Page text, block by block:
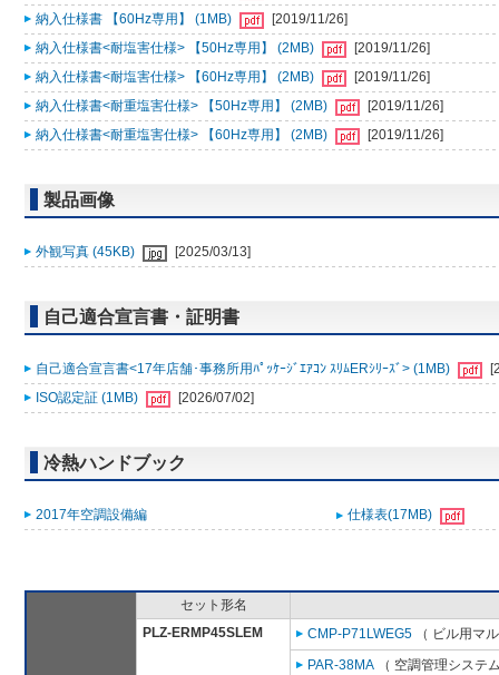
納入仕様書 【60Hz専用】 (1MB)
[2019/11/26]
納入仕様書<耐塩害仕様> 【50Hz専用】 (2MB)
[2019/11/26]
納入仕様書<耐塩害仕様> 【60Hz専用】 (2MB)
[2019/11/26]
納入仕様書<耐重塩害仕様> 【50Hz専用】 (2MB)
[2019/11/26]
納入仕様書<耐重塩害仕様> 【60Hz専用】 (2MB)
[2019/11/26]
製品画像
外観写真 (45KB) [2025/03/13]
自己適合宣言書・証明書
自己適合宣言書<17年店舗･事務所用ﾊﾟｯｹｰｼﾞｴｱｺﾝ ｽﾘﾑERｼﾘｰｽﾞ> (1MB)
ISO認定証 (1MB)
[2026/07/02]
冷熱ハンドブック
2017年空調設備編 仕様表(17MB)
セット形名
PLZ-ERMP45SLEM
CMP-P71LWEG5 （ ビル用マ
PAR-38MA （ 空調管理システ